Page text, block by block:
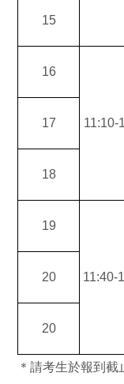
15
16
11:10-
17
18
19
11:40-
20
20
＊請考生於報到截